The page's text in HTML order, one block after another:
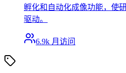
孵化和自动化成像功能，使
驱动。
6.9k 月访问